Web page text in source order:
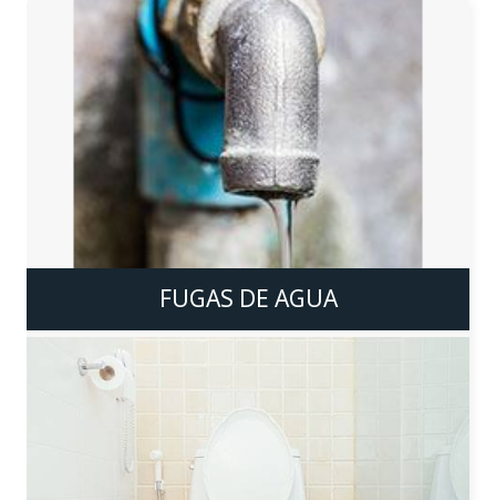
FUGAS DE AGUA